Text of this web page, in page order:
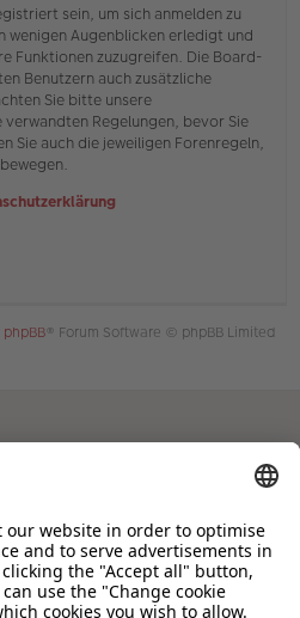
sein, um sich anmelden zu
wenigen Augenblicken erledigt und
Funktionen zuzugreifen. Die Board-
Benutzern auch zusätzliche
Sie bitte unsere
Regelungen, bevor Sie
Sie auch die jeweiligen Forenregeln,
phpBB® Forum Software © phpBB Limited